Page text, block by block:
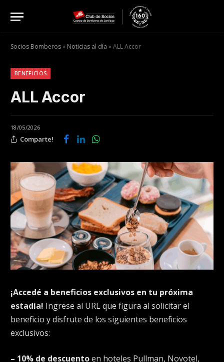
Socios Bomberos» Noticias al día »ALL Accor
BENEFICIOS
ALL Accor
18/05/2026
Comparte!
¡Accedé a beneficios exclusivos en tu próxima
estadía! Ingrese al URL que figura al solicitar el
beneficio y disfrute de los siguientes beneficios
exclusivos:
– 10% de descuentoen hoteles Pullman, Novotel,